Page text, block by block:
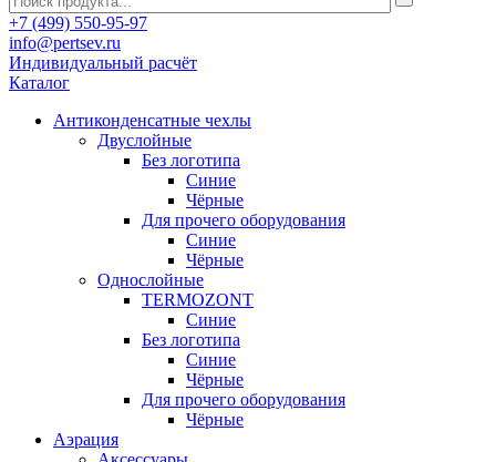
+7 (499) 550-95-97
info@pertsev.ru
Индивидуальный расчёт
Каталог
Антиконденсатные чехлы
Двуслойные
Без логотипа
Синие
Чёрные
Для прочего оборудования
Синие
Чёрные
Однослойные
TERMOZONT
Синие
Без логотипа
Синие
Чёрные
Для прочего оборудования
Чёрные
Аэрация